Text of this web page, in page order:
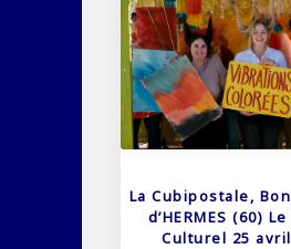
La Cubipostale,
d’HERMES (60)
Culturel 25